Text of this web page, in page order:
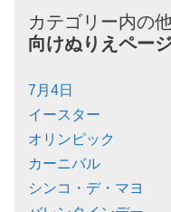
カテゴリー内の
向けぬりえページ
7月4日
イースター
オリンピック
カーニバル
シンコ・デ・マヨ